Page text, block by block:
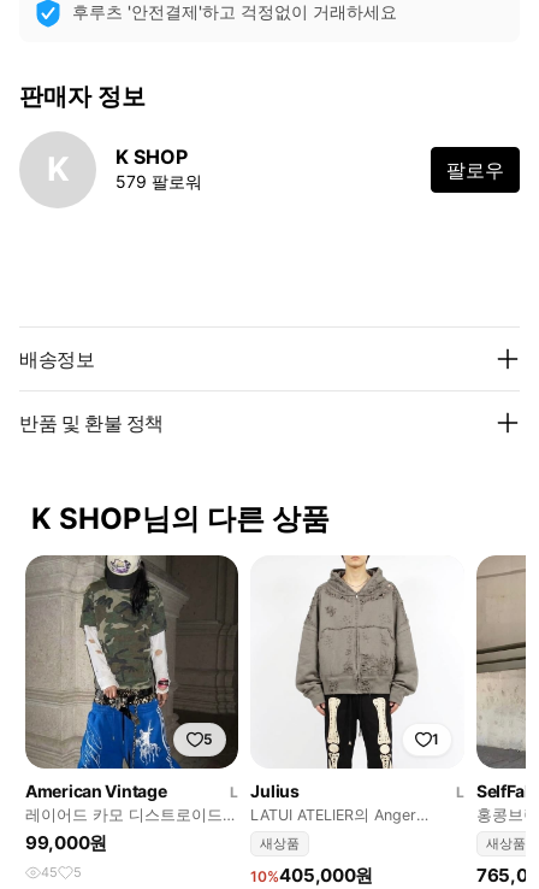
후루츠 '안전결제'하고 걱정없이 거래하세요
판매자 정보
K K SHOP
579 팔로워 팔로우
배송정보
반품 및 환불 정책
K SHOP님의 다른 상품
5
American Vintage
L
레이어드 카모 디스트로이드
티셔츠
99,000원
45 5
1
Julius
L
LATUI ATELIER의 Anger
Issues 후드티
새상품
10%405,000원
SelfFab
홍콩브랜드
이크져
새상품